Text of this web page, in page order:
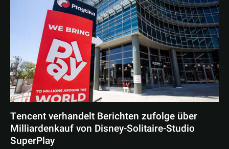
Tencent verhandelt Berichten zufolge über
Milliardenkauf von Disney-Solitaire-Studio
SuperPlay